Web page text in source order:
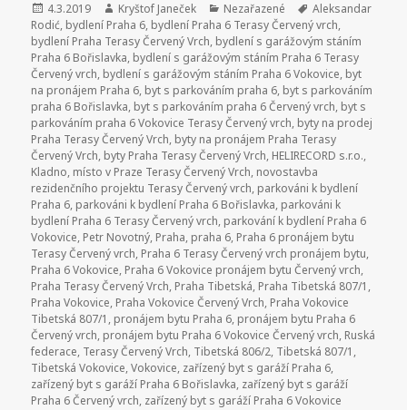
Publikováno:
4.3.2019 Autor:
Kryštof Janeček Rubriky:
Nezařazené Štítky:
Aleksandar
Rodić, bydlení Praha 6, bydlení Praha 6 Terasy Červený vrch,
bydlení Praha Terasy Červený Vrch, bydlení s garážovým stáním
Praha 6 Bořislavka, bydlení s garážovým stáním Praha 6 Terasy
Červený vrch, bydlení s garážovým stáním Praha 6 Vokovice, byt
na pronájem Praha 6, byt s parkováním praha 6, byt s parkováním
praha 6 Bořislavka, byt s parkováním praha 6 Červený vrch, byt s
parkováním praha 6 Vokovice Terasy Červený vrch, byty na prodej
Praha Terasy Červený Vrch, byty na pronájem Praha Terasy
Červený Vrch, byty Praha Terasy Červený Vrch, HELIRECORD s.r.o.,
Kladno, místo v Praze Terasy Červený Vrch, novostavba
rezidenčního projektu Terasy Červený vrch, parkováni k bydlení
Praha 6, parkováni k bydlení Praha 6 Bořislavka, parkováni k
bydlení Praha 6 Terasy Červený vrch, parkování k bydlení Praha 6
Vokovice, Petr Novotný, Praha, praha 6, Praha 6 pronájem bytu
Terasy Červený vrch, Praha 6 Terasy Červený vrch pronájem bytu,
Praha 6 Vokovice, Praha 6 Vokovice pronájem bytu Červený vrch,
Praha Terasy Červený Vrch, Praha Tibetská, Praha Tibetská 807/1 ,
Praha Vokovice, Praha Vokovice Červený Vrch, Praha Vokovice
Tibetská 807/1 , pronájem bytu Praha 6, pronájem bytu Praha 6
Červený vrch, pronájem bytu Praha 6 Vokovice Červený vrch, Ruská
federace, Terasy Červený Vrch, Tibetská 806/2, Tibetská 807/1 ,
Tibetská Vokovice,Vokovice, zařízený byt s garáží Praha 6,
zařízený byt s garáží Praha 6 Bořislavka, zařízený byt s garáží
Praha 6 Červený vrch, zařízený byt s garáží Praha 6 Vokovice